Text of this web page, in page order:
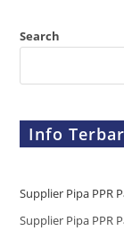
Search
Info
Supplier Pipa PPR
Supplier Pipa PPR